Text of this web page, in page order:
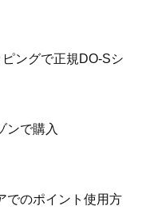
ングで正規DO-Sシ
ンで購入
でのポイント使用方